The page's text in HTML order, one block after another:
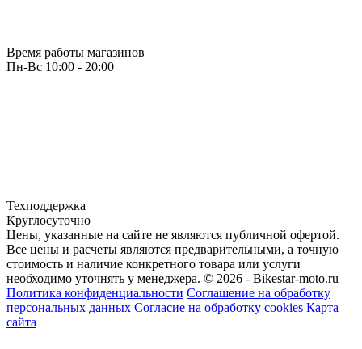
Время работы магазинов
Пн-Вс 10:00 - 20:00
Техподдержка
Круглосуточно
Цены, указанные на сайте не являются публичной офертой.
Все цены и расчеты являются предварительными, а точную
стоимость и наличие конкретного товара или услуги
необходимо уточнять у менеджера. © 2026 - Bikestar-moto.ru
Политика конфиденциальности Соглашение на обработку
персональных данных Согласие на обработку cookies Карта
сайта